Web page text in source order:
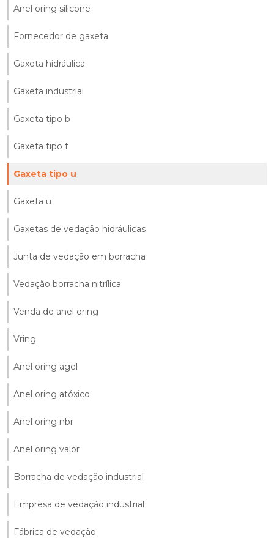
Anel oring silicone
Fornecedor de gaxeta
Gaxeta hidráulica
Gaxeta industrial
Gaxeta tipo b
Gaxeta tipo t
Gaxeta tipo u
Gaxeta u
Gaxetas de vedação hidráulicas
Junta de vedação em borracha
Vedação borracha nitrílica
Venda de anel oring
Vring
Anel oring agel
Anel oring atóxico
Anel oring nbr
Anel oring valor
Borracha de vedação industrial
Empresa de vedação industrial
Fábrica de vedação